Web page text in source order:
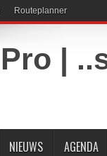
Routeplanner
NIEUWS AGENDA